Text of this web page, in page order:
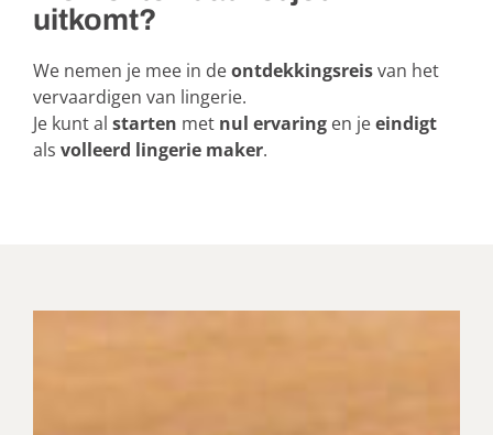
uitkomt?
We nemen je mee in deontdekkingsreisvan het
vervaardigen van lingerie.
Je kunt al starten met nul ervaring en jeeindigt
als volleerd lingerie maker.